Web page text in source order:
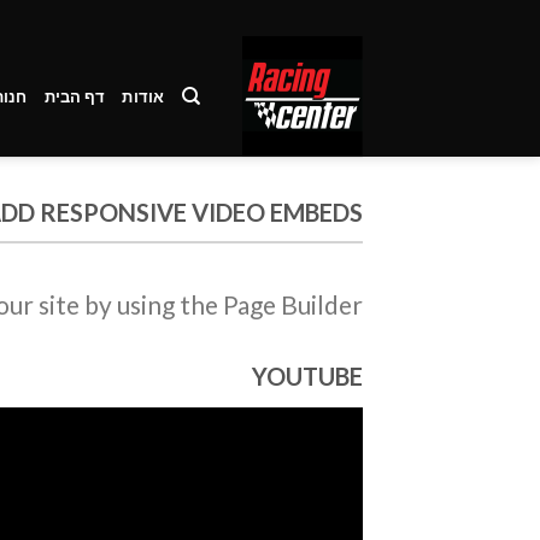
אודות דף הבית
RESPONSIVE VIDEO EMBEDS
site by using the Page Builder.
YOUTUBE